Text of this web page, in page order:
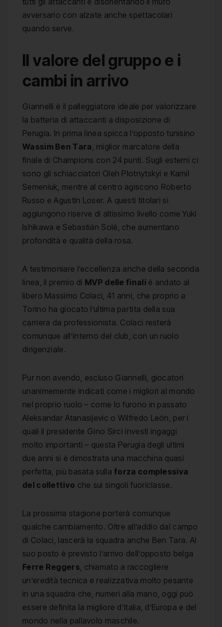
avversario con alzate anche spettacolari
quando serve.
Il valore del gruppo e i
cambi in arrivo
Giannelli è il palleggiatore ideale per valorizzare
la batteria di attaccanti a disposizione di
Perugia. In prima linea spicca l’opposto tunisino
Wassim Ben Tara , miglior marcatore della
finale di Champions con 24 punti. Sugli esterni ci
sono gli schiacciatori Oleh Plotnytskyi e Kamil
Semeniuk, mentre al centro agiscono Roberto
Russo e Agustín Loser. A questi titolari si
aggiungono riserve di altissimo livello come Yuki
Ishikawa e Sebastián Solé, che aumentano
profondità e qualità della rosa.
A testimoniare l’eccellenza anche della seconda
linea, il premio di MVP delle finali è andato al
libero Massimo Colaci, 41 anni, che proprio a
Torino ha giocato l’ultima partita della sua
carriera da professionista. Colaci resterà
comunque all’interno del club, con un ruolo
dirigenziale.
Pur non avendo, escluso Giannelli, giocatori
unanimemente indicati come i migliori al mondo
nel proprio ruolo – come lo furono in passato
Aleksandar Atanasijevic o Wilfredo León, per i
quali il presidente Gino Sirci investì ingaggi
molto importanti – questa Perugia degli ultimi
due anni si è dimostrata una macchina quasi
perfetta, più basata sulla forza complessiva
del collettivo che sui singoli fuoriclasse.
La prossima stagione porterà comunque
qualche cambiamento. Oltre all’addio dal campo
di Colaci, lascerà la squadra anche Ben Tara. Al
suo posto è previsto l’arrivo dell’opposto belga
Ferre Reggers , chiamato a raccogliere
un’eredità tecnica e realizzativa molto pesante
in una squadra che, numeri alla mano, oggi può
essere definita la migliore d’Italia, d’Europa e del
mondo nella pallavolo maschile.